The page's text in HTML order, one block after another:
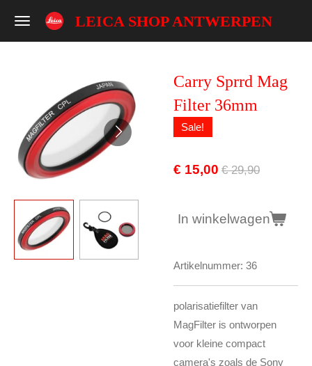
Ga
LEICA SHOP ANTWERPEN
Carry Sprrd Mag
Filter 36mm
Sale!
€ 15,00 € 29,90
In winkelwagen
Artikelnummer: 36
polarisatiefilter van
MagFilter is ontworpen
voor kleine compact
camera's zoals de Sony